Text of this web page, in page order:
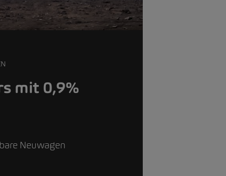
mit 0,9%
Neuwagen